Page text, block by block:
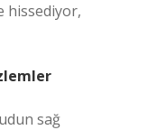
hissediyor,
sağ